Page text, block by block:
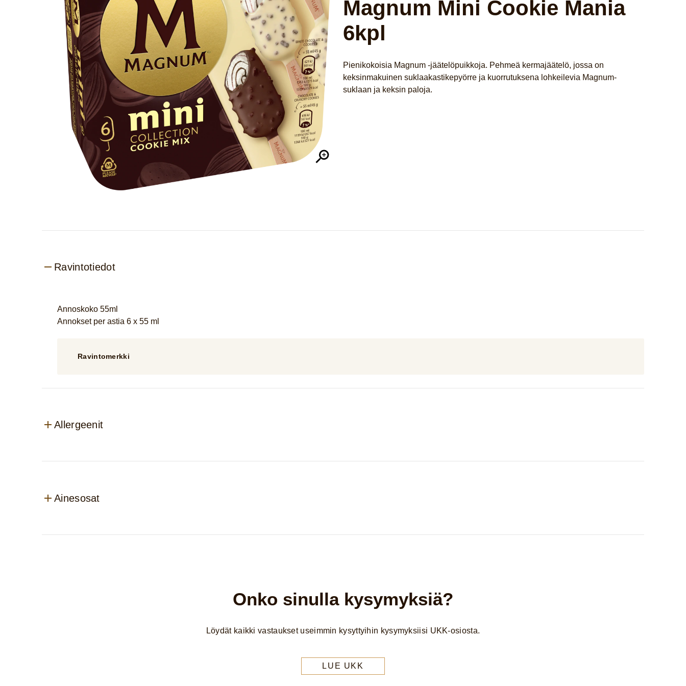
Magnum Mini Cookie Mania
6kpl
Pienikokoisia Magnum -jäätelöpuikkoja. Pehmeä kermajäätelö, jossa on
keksinmakuinen suklaakastikepyörre ja kuorrutuksena lohkeilevia Magnum-
suklaan ja keksin paloja.
Ravintotiedot
Annoskoko 55ml
Annokset per astia 6 x 55 ml
Ravintomerkki
Allergeenit
Ainesosat
Onko sinulla kysymyksiä?
Löydät kaikki vastaukset useimmin kysyttyihin kysymyksiisi UKK-osiosta.
LUE UKK